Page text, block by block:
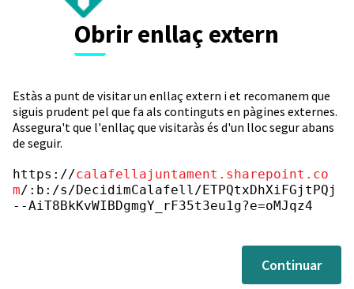
Obrir enllaç extern
Estàs a punt de visitar un enllaç extern i et recomanem que
siguis prudent pel que fa als continguts en pàgines externes.
Assegura't que l'enllaç que visitaràs és d'un lloc segur abans
de seguir.
https://calafellajuntament.sharepoint.co
m/:b:/s/DecidimCalafell/ETPQtxDhXiFGjtPQj
--AiT8BkKvWIBDgmgY_rF35t3eu1g?e=oMJqz4
Continuar